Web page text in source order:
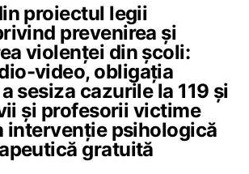
proiectul legii
prevenirea și
violenței din școli:
video, obligația
sesiza cazurile la 119 și
și profesorii victime
intervenție psihologică
gratuită